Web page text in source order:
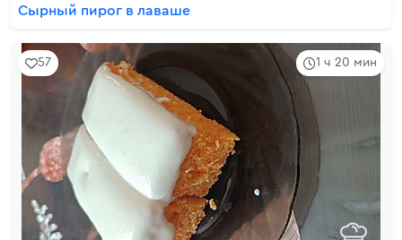
Сырный пирог в лаваше
1 ч 20 мин
57